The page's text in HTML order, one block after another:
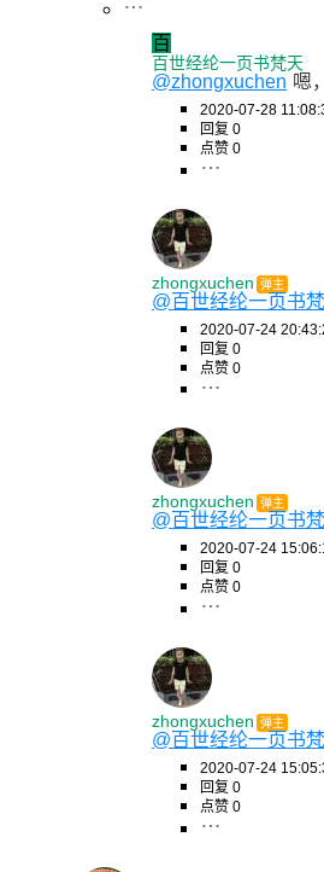
百
百世经纶一页书梵天
@zhongxuchen 嗯
2020-07-28
回复 0
点赞 0
zhongxuchen 弹主
@百世经纶一页书
2020-07-24
回复 0
点赞 0
zhongxuchen 弹主
@百世经纶一页书
2020-07-24
回复 0
点赞 0
zhongxuchen 弹主
@百世经纶一页书
2020-07-24
回复 0
点赞 0